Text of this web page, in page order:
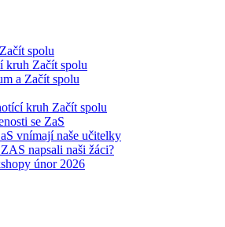
spolu
kruh Začít spolu
a Začít spolu
kruh Začít spolu
se ZaS
vnímají naše učitelky
napsali naši žáci?
únor 2026